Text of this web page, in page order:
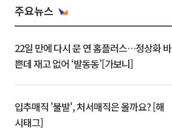
주요뉴스
22일 만에 다시 문 연 홈플러스…정상화 바
쁜데 재고 없어 ‘발동동’[가보니]
입추매직 '불발', 처서매직은 올까요? [해
시태그]